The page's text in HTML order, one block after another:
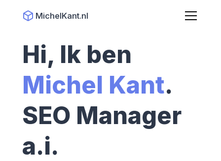
MichelKant.nl
Hi, Ik ben
Michel Kant.
SEO Manager
a.i.